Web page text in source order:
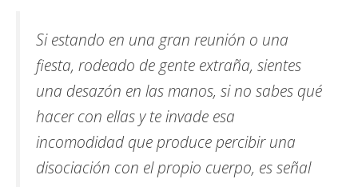
Si estando en una gran reunión o una
fiesta, rodeado de gente extraña, sientes
una desazón en las manos, si no sabes qué
hacer con ellas y te invade esa
incomodidad que produce percibir una
disociación con el propio cuerpo, es señal